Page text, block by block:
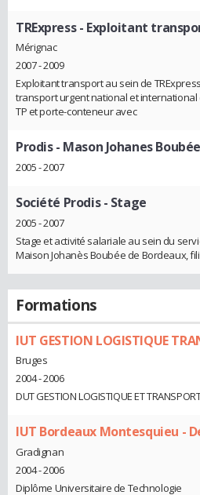
TRExpress- Exploitant
Mérignac
2007 - 2009
Exploitant transport au sein de
transport urgent national et
TP et porte-conteneur avec
Prodis - Mason Johanes Boubée
2005 - 2007
Société Prodis- Stage
2005 - 2007
Stage et activité salariale au sein du
Maison Johanès Boubée de Bordeaux,
Formations
IUT GESTION LOGISTIQUE
Bruges
2004 - 2006
DUT GESTION LOGISTIQUE ET
IUT Bordeaux Montesquieu -
Gradignan
2004 - 2006
Diplôme Universitaire de Technologie